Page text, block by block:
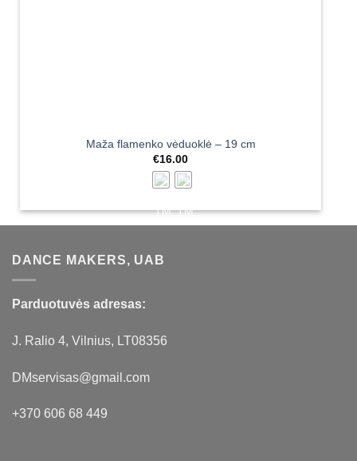
Maža flamenko vėduoklė – 19 cm
€16.00
DANCE MAKERS, UAB
Parduotuvės adresas:
J. Ralio 4, Vilnius, LT08356
DMservisas@gmail.com
+370 606 68 449